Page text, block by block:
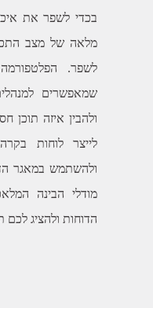
בכדי לשפר את
מלאה של מצב
לשפר. הפלטפורמה
שמאפשרים
ולהבין איזה תוכן
לייצר לוחות
ולהשתמש במאגר
מודלי הבינה
הדוחות ולהציג לכם